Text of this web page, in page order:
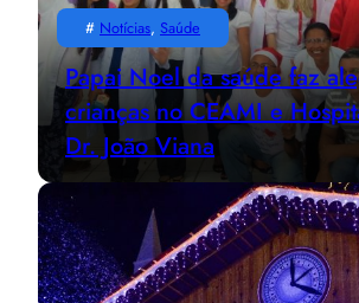
# Notícias, Saúde
Papai Noel da saúde faz
crianças no CEAMI e
Dr. João Viana